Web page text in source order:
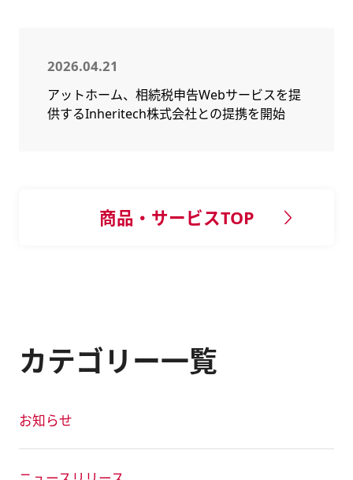
2026.04.21
アットホーム、相続税申告Webサービスを提
供するInheritech株式会社との提携を開始
商品・サービスTOP
カテゴリー一覧
お知らせ